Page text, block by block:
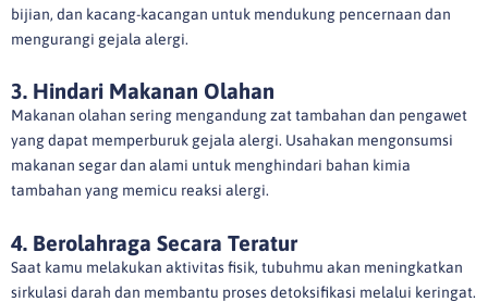
bijian, dan kacang-kacangan untuk mendukung pencernaan dan
mengurangi gejala alergi.
3. Hindari Makanan Olahan
Makanan olahan sering mengandung zat tambahan dan pengawet
yang dapat memperburuk gejala alergi. Usahakan mengonsumsi
makanan segar dan alami untuk menghindari bahan kimia
tambahan yang memicu reaksi alergi.
4. Berolahraga Secara Teratur
Saat kamu melakukan aktivitas fisik, tubuhmu akan meningkatkan
sirkulasi darah dan membantu proses detoksifikasi melalui keringat.